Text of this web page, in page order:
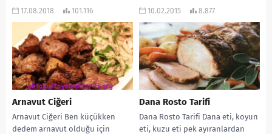
oluyor. Ben dana...
17.08.2018 101.116
Sadesini yaptığım...
10.02.2015 8.877
Arnavut Ciğeri
Arnavut Ciğeri Ben küçükken
dedem arnavut olduğu için
Dana Rosto Tarifi
Dana Rosto Tarifi Dana eti, koyun
eti, kuzu eti pek ayıranlardan